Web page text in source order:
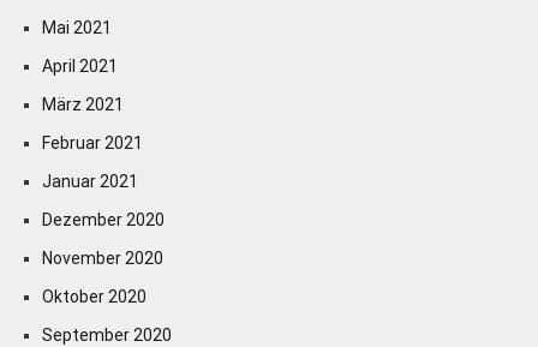
Mai 2021
April 2021
März 2021
Februar 2021
Januar 2021
Dezember 2020
November 2020
Oktober 2020
September 2020